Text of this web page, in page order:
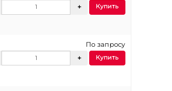
Купить
По запросу
Купить